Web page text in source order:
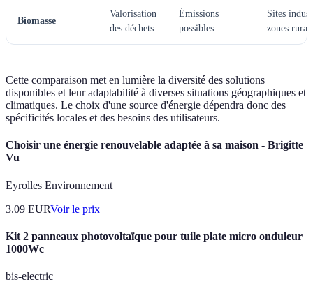
Biomasse
Valorisation
des déchets
Émissions
possibles
Sites
zones
Cette comparaison met en lumière la diversité des solutions
disponibles et leur adaptabilité à diverses situations géographiques et
climatiques. Le choix d'une source d'énergie dépendra donc des
spécificités locales et des besoins des utilisateurs.
Choisir une énergie renouvelable adaptée à sa maison - Brigitte
Vu
Eyrolles Environnement
3.09 EURVoir le prix
Kit 2 panneaux photovoltaïque pour tuile plate micro onduleur
1000Wc
bis-electric